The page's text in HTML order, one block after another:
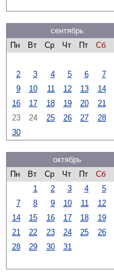
сентябрь
Пн
Вт Ср Чт Пт Сб
2
3 4 5 6 7
9
10 11 12 13 14
16
17 18 19 20 21
23
24 25 26 27 28
30
октябрь
Пн
Вт Ср Чт Пт Сб
1
2 3 4 5
7
8 9 10 11 12
14
15 16 17 18 19
21
22 23 24 25 26
28
29 30 31